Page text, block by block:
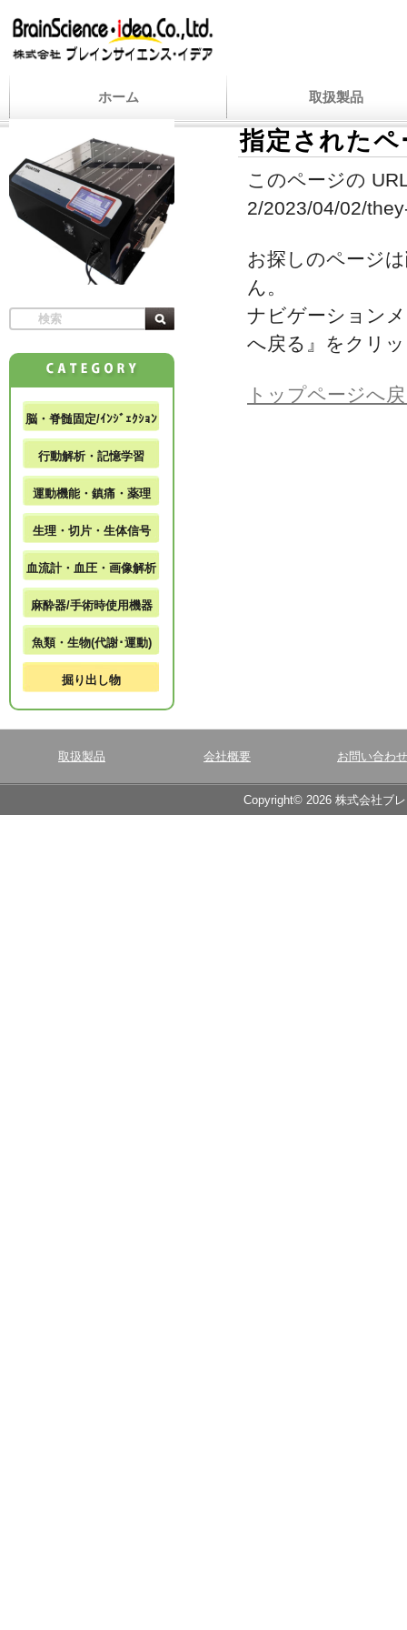
ホーム 取扱製品
指定された
このページの
2/2023/04/02/
お探しのページ
ん。
ナビゲーション
へ戻る』をクリ
トップページへ
脳・脊髄固定/ｲﾝｼﾞｪｸｼｮﾝ
行動解析・記憶学習
運動機能・鎮痛・薬理
生理・切片・生体信号
血流計・血圧・画像解析
麻酔器/手術時使用機器
魚類・生物(代謝･運動)
掘り出し物
取扱製品 会社概要 お問い合わせ
Copyright© 2026 株式会社ブ